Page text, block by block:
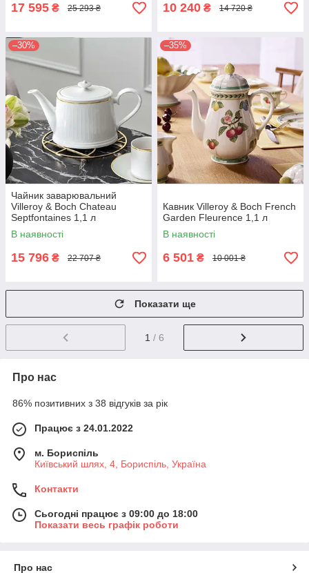
17 595 ₴ 25 293 ₴ 10 240 ₴ 14 720 ₴
–30%
Чайник заварювальний
Villeroy & Boch Chateau
Septfontaines 1,1 л
В наявності
15 796 ₴ 22 707 ₴
–35%
Кавник Villeroy & Boch French
Garden Fleurence 1,1 л
В наявності
6 501 ₴ 10 001 ₴
Показати ще
1 / 6
Про нас
86% позитивних з 38 відгуків за рік
Працює з 24.01.2022
м. Бориспіль
Київський шлях, 4, Бориспіль, Україна
Контакти
Сьогодні працює з 09:00 до 18:00
Показати весь графік роботи
Про нас